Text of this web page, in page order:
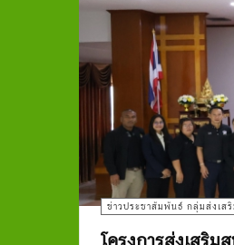
ข่าวประชาสัมพันธ์ กลุ่มส่งเสริ